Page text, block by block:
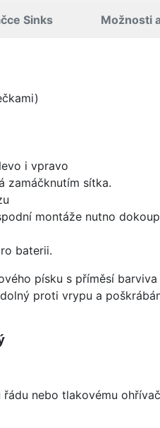
Sinks Možnosti
i vpravo
zamáčknutím sítka.
montáže nutno
baterii.
písku s příměsí
proti vrypu a
nebo tlakovému